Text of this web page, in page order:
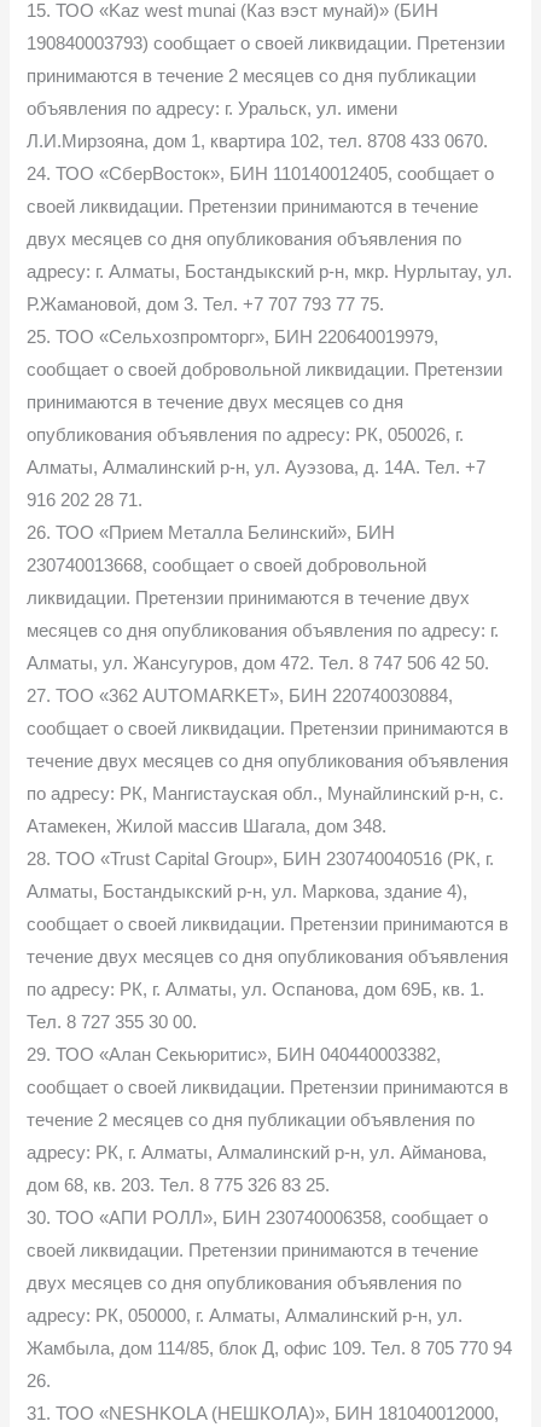
15. ТОО «Kaz west munai (Каз вэст мунай)» (БИН
190840003793) сообщает о своей ликвидации. Претензии
принимаются в течение 2 месяцев со дня публикации
объявления по адресу: г. Уральск, ул. имени
Л.И.Мирзояна, дом 1, квартира 102, тел. 8708 433 0670.
24. ТОО «СберВосток», БИН 110140012405, сообщает о
своей ликвидации. Претензии принимаются в течение
двух месяцев со дня опубликования объявления по
адресу: г. Алматы, Бостандыкский р-н, мкр. Нурлытау, ул.
Р.Жамановой, дом 3. Тел. +7 707 793 77 75.
25. ТОО «Сельхозпромторг», БИН 220640019979,
сообщает о своей добровольной ликвидации. Претензии
принимаются в течение двух месяцев со дня
опубликования объявления по адресу: РК, 050026, г.
Алматы, Алмалинский р-н, ул. Ауэзова, д. 14А. Тел. +7
916 202 28 71.
26. ТОО «Прием Металла Белинский», БИН
230740013668, сообщает о своей добровольной
ликвидации. Претензии принимаются в течение двух
месяцев со дня опубликования объявления по адресу: г.
Алматы, ул. Жансугуров, дом 472. Тел. 8 747 506 42 50.
27. ТОО «362 AUTOMARKET», БИН 220740030884,
сообщает о своей ликвидации. Претензии принимаются в
течение двух месяцев со дня опубликования объявления
по адресу: РК, Мангистауская обл., Мунайлинский р-н, с.
Атамекен, Жилой массив Шагала, дом 348.
28. TOO «Trust Capital Group», БИН 230740040516 (РК, г.
Алматы, Бостандыкский р-н, ул. Маркова, здание 4),
сообщает о своей ликвидации. Претензии принимаются в
течение двух месяцев со дня опубликования объявления
по адресу: РК, г. Алматы, ул. Оспанова, дом 69Б, кв. 1.
Тел. 8 727 355 30 00.
29. ТОО «Алан Секьюритис», БИН 040440003382,
сообщает о своей ликвидации. Претензии принимаются в
течение 2 месяцев со дня публикации объявления по
адресу: РК, г. Алматы, Алмалинский р-н, ул. Айманова,
дом 68, кв. 203. Тел. 8 775 326 83 25.
30. ТОО «АПИ РОЛЛ», БИН 230740006358, сообщает о
своей ликвидации. Претензии принимаются в течение
двух месяцев со дня опубликования объявления по
адресу: РК, 050000, г. Алматы, Алмалинский р-н, ул.
Жамбыла, дом 114/85, блок Д, офис 109. Тел. 8 705 770 94
26.
31. ТОО «NESHKOLA (НЕШКОЛА)», БИН 181040012000,